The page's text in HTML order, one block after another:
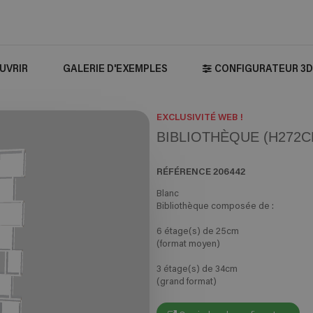
GALERIE D'EXEMPLES CONFIGURATEUR 3D
EXCLUSIVITÉ WEB !
BIBLIOTHÈQUE
RÉFÉRENCE206442
Blanc
Bibliothèque composée de :
6 étage(s) de 25cm
(format moyen)
3 étage(s) de 34cm
(grand format)